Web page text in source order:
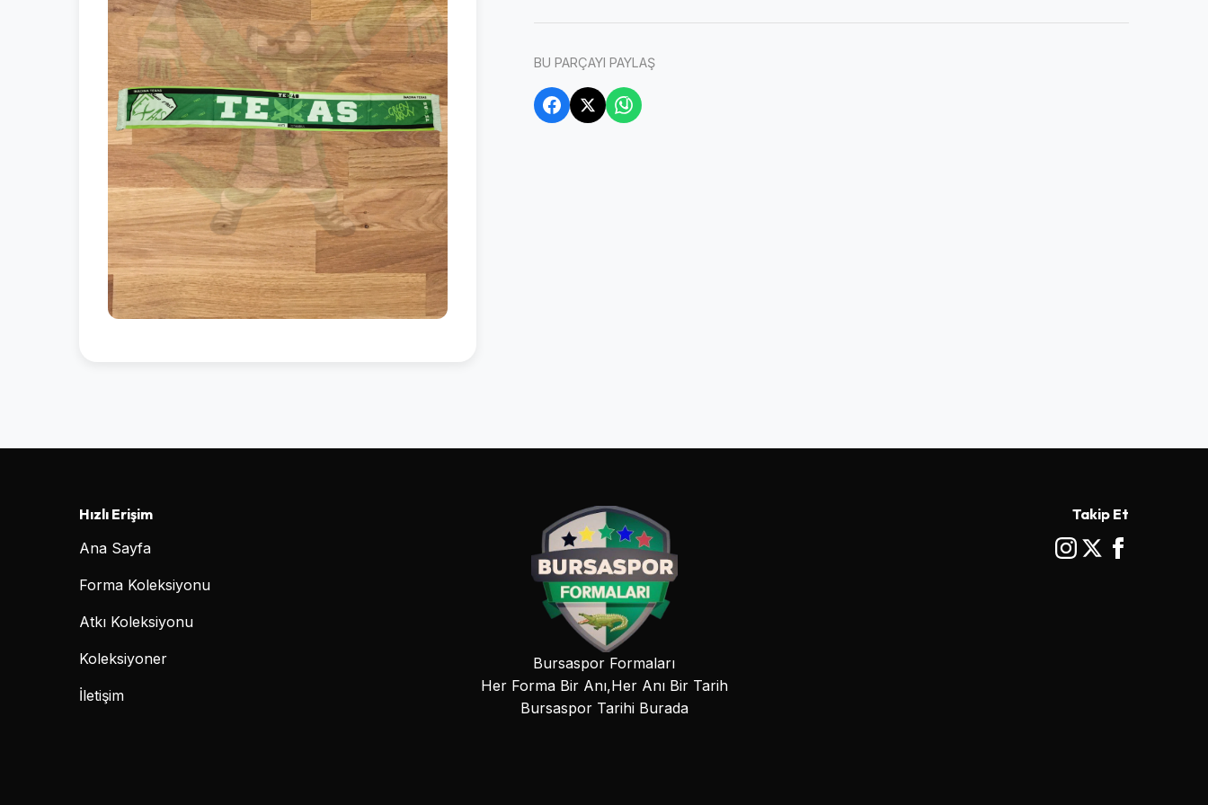
BU PARÇAYI PAYLAŞ
Hızlı Erişim
Ana Sayfa
Forma Koleksiyonu
Atkı Koleksiyonu
Koleksiyoner
İletişim
Bursaspor Formaları
Her Forma Bir Anı,Her Anı Bir Tarih
Bursaspor Tarihi Burada
Takip Et